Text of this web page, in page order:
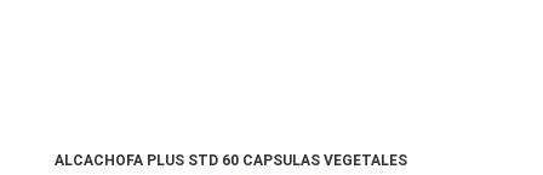
ALCACHOFA PLUS STD 60 CAPSULAS VEGETALES